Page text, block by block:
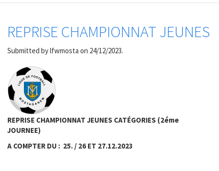
REPRISE CHAMPIONNAT JEUNES
Submitted bylfwmosta on 24/12/2023.
REPRISE CHAMPIONNAT JEUNES CATÉGORIES (2éme
JOURNEE)
A COMPTER DU : 25. / 26 ET 27.12.2023